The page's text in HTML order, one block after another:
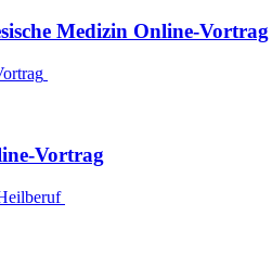
Medizin Online-Vortrag
Vortrag